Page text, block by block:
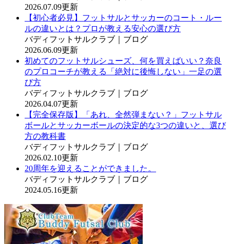
2026.07.09更新
【初心者必見】フットサルとサッカーのコート・ルー
ルの違いとは？プロが教える安心の選び方
バディフットサルクラブ｜ブログ
2026.06.09更新
初めてのフットサルシューズ、何を買えばいい？奈良
のプロコーチが教える「絶対に後悔しない」一足の選
び方
バディフットサルクラブ｜ブログ
2026.04.07更新
【完全保存版】「あれ、全然弾まない？」フットサル
ボールとサッカーボールの決定的な3つの違いと、選び
方の教科書
バディフットサルクラブ｜ブログ
2026.02.10更新
20周年を迎えることができました。
バディフットサルクラブ｜ブログ
2024.05.16更新